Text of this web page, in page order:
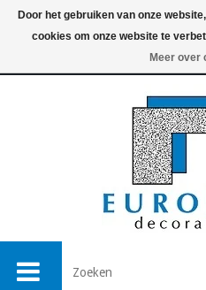
0
Door het gebruiken van onze
cookies om onze website te
Meer over